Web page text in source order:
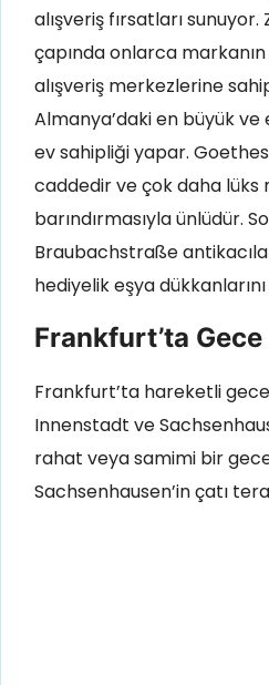
alışveriş fırsatları
çapında onlarca
alışveriş merkezlerine
Almanya’daki en büyük ve
ev sahipliği yapar.
caddedir ve çok daha lüks
barındırmasıyla ünlüdür.
Braubachstraße
hediyelik eşya
Frankfurt’ta Gece
Frankfurt’ta hareketli
Innenstadt ve
rahat veya samimi bir
Sachsenhausen’in çatı